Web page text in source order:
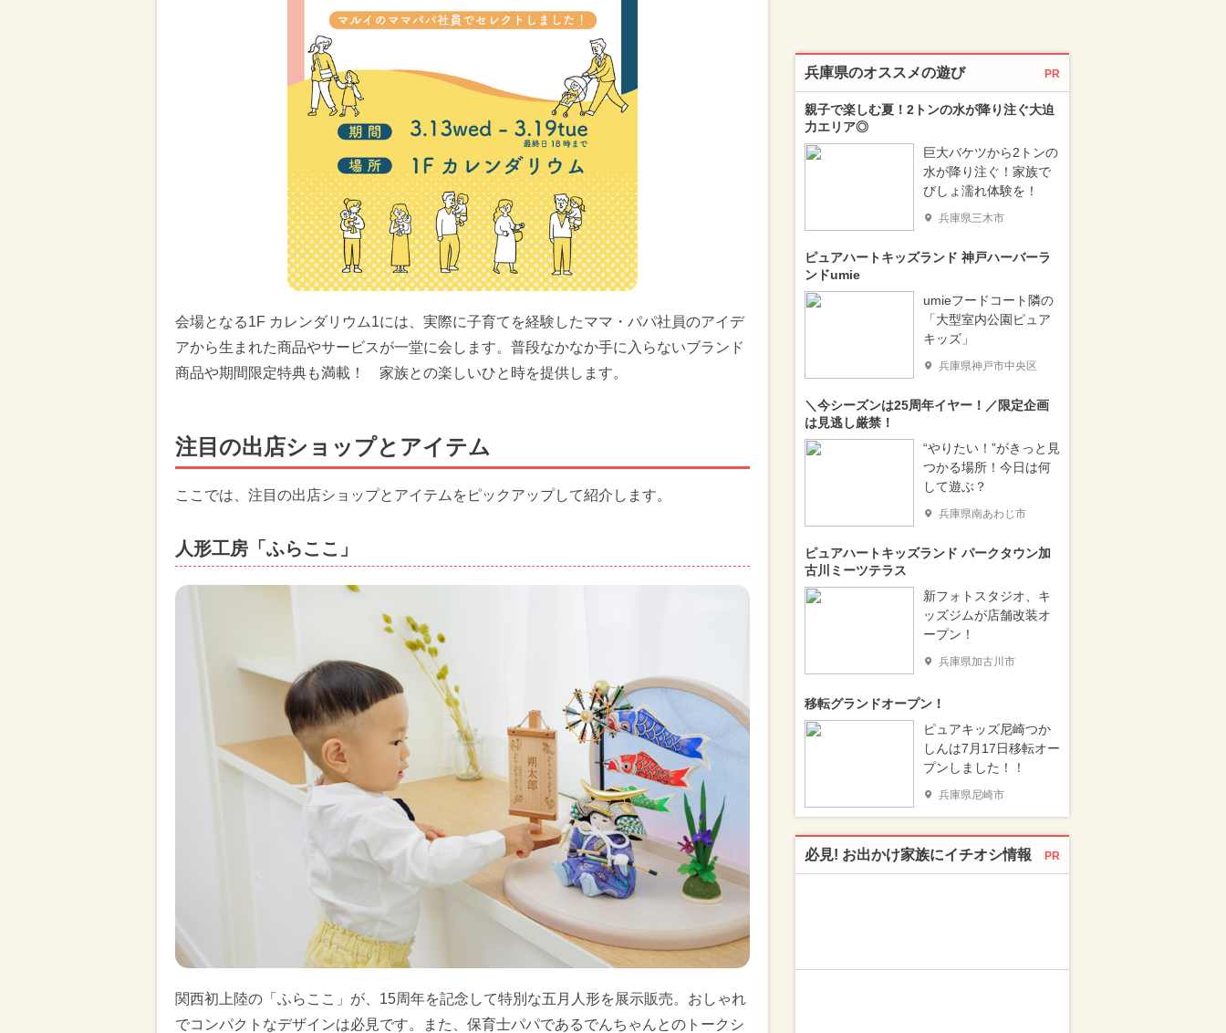
会場となる1F カレンダリウム1には、実際に子育てを経験したママ・パパ社員のアイデ
アから生まれた商品やサービスが一堂に会します。普段なかなか手に入らないブランド
商品や期間限定特典も満載！ 家族との楽しいひと時を提供します。
注目の出店ショップとアイテム
ここでは、注目の出店ショップとアイテムをピックアップして紹介します。
人形工房「ふらここ」
関西初上陸の「ふらここ」が、15周年を記念して特別な五月人形を展示販売。おしゃれ
でコンパクトなデザインは必見です。また、保育士パパであるでんちゃんとのトークシ
兵庫県のオススメの遊び PR
親子で楽しむ夏！2トンの水が降り注ぐ大迫
力エリア◎
巨大バケツから2トンの
水が降り注ぐ！家族で
びしょ濡れ体験を！
兵庫県三木市
ピュアハートキッズランド 神戸ハーバーラ
ンドumie
umieフードコート隣の
「大型室内公園ピュア
キッズ」
兵庫県神戸市中央区
＼今シーズンは25周年イヤー！／限定企画
は見逃し厳禁！
“やりたい！”がきっと見
つかる場所！今日は何
して遊ぶ？
兵庫県南あわじ市
ピュアハートキッズランド パークタウン加
古川ミーツテラス
新フォトスタジオ、キ
ッズジムが店舗改装オ
ープン！
兵庫県加古川市
移転グランドオープン！
ピュアキッズ尼崎つか
しんは7月17日移転オー
プンしました！！
兵庫県尼崎市
必見! お出かけ家族にイチオシ情報 PR